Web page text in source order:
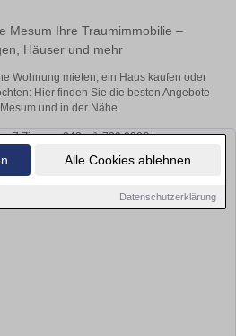
Alle Cookies ablehnen
Datenschutzerklärung
Mesum Ihre Traumimmobilie –
Häuser und mehr
Wohnung mieten, ein Haus kaufen oder
Hier finden Sie die besten Angebote
und in der Nähe.